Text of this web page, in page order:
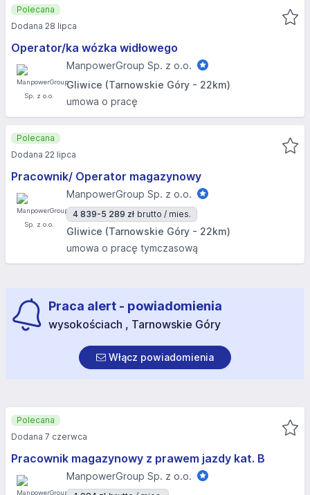
Operator/ka wózka widłowego
ManpowerGroup Sp. z o.o.
Gliwice (Tarnowskie Góry - 22km)
umowa o pracę
Polecana
Dodana 28 lipca
Pracownik/ Operator magazynowy
ManpowerGroup Sp. z o.o.
4 839-5 289 zł brutto / mies.
Gliwice (Tarnowskie Góry - 22km)
umowa o pracę tymczasową
Polecana
Dodana 22 lipca
Praca alert - powiadomienia
wysokościach , Tarnowskie Góry
Włącz powiadomienia
Pracownik magazynowy z prawem jazdy kat. B
ManpowerGroup Sp. z o.o.
Polecana
Dodana 7 czerwca